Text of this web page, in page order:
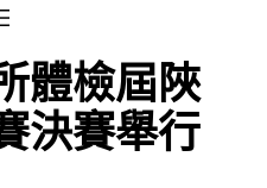
體檢屆陜
決賽舉行